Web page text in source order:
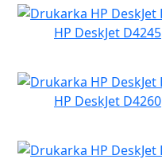
HP DeskJet D4245
HP DeskJet D4260